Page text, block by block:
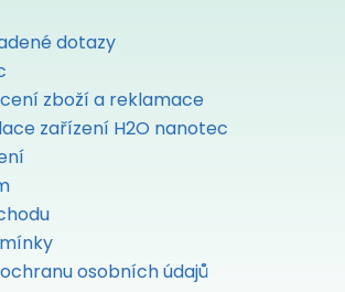
dotazy
zboží a reklamace
zařízení H2O nanotec
osobních údajů